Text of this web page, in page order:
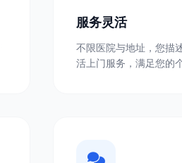
服务灵活
不限医院与地址，您描
活上门服务，满足您的